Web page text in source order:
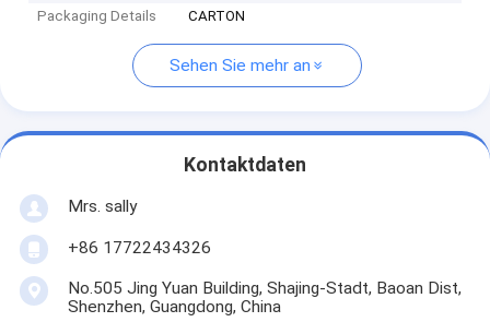
Packaging Details
CARTON
Sehen Sie mehr an
Kontaktdaten
Mrs. sally
+86 17722434326
No.505 Jing Yuan Building, Shajing-Stadt, Baoan Dist,
Shenzhen, Guangdong, China